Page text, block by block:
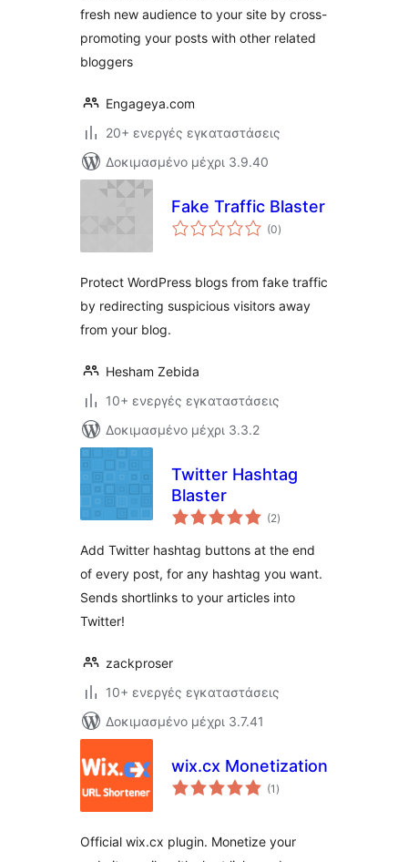
fresh new audience to your site by cross-
promoting your posts with other related
bloggers
Engageya.com
20+ ενεργές εγκαταστάσεις
Δοκιμασμένο μέχρι 3.9.40
Fake Traffic Blaster
(0αξιολογήσεις
σύνολο
)
Protect WordPress blogs from fake traffic
by redirecting suspicious visitors away
from your blog.
Hesham Zebida
10+ ενεργές εγκαταστάσεις
Δοκιμασμένο μέχρι 3.3.2
Twitter Hashtag
Blaster
(2αξιολογήσεις
σύνολο
)
Add Twitter hashtag buttons at the end
of every post, for any hashtag you want.
Sends shortlinks to your articles into
Twitter!
zackproser
10+ ενεργές εγκαταστάσεις
Δοκιμασμένο μέχρι 3.7.41
wix.cx Monetization
(1 αξιολογήσεις
σύνολο
)
Official wix.cx plugin. Monetize your